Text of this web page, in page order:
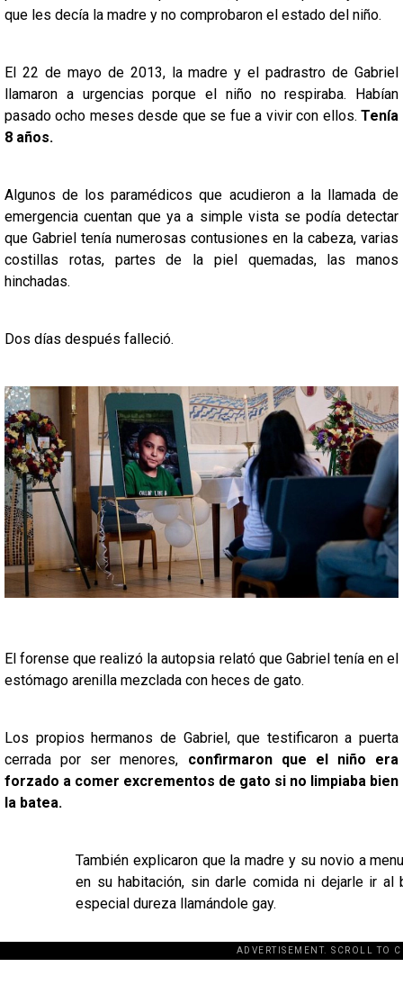
que les decía la madre y no comprobaron el estado del niño.
El 22 de mayo de 2013, la madre y el padrastro de Gabriel
llamaron a urgencias porque el niño no respiraba. Habían
pasado ocho meses desde que se fue a vivir con ellos. Tenía
8 años.
Algunos de los paramédicos que acudieron a la llamada de
emergencia cuentan que ya a simple vista se podía detectar
que Gabriel tenía numerosas contusiones en la cabeza, varias
costillas rotas, partes de la piel quemadas, las manos
hinchadas.
Dos días después falleció.
El forense que realizó la autopsia relató que Gabriel tenía en el
estómago arenilla mezclada con heces de gato.
Los propios hermanos de Gabriel, que testificaron a puerta
cerrada por ser menores, confirmaron que el niño era
forzado a comer excrementos de gato si no limpiaba bien
la batea.
También explicaron que la madre y su novio a
en su habitación, sin darle comida ni dejarle ir
especial dureza llamándole gay.
ADVERTISEMENT. SCROLL TO
[adsforwp